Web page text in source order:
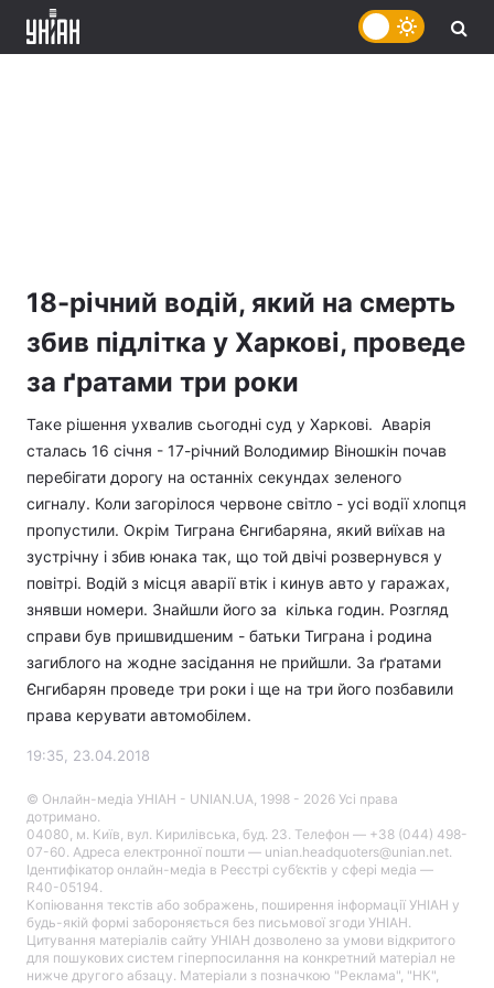
18-річний водій, який на смерть
збив підлітка у Харкові, проведе
за ґратами три роки
Таке рішення ухвалив сьогодні суд у Харкові. Аварія
сталась 16 січня - 17-річний Володимир Віношкін почав
перебігати дорогу на останніх секундах зеленого
сигналу. Коли загорілося червоне світло - усі водії хлопця
пропустили. Окрім Тиграна Єнгибаряна, який виїхав на
зустрічну і збив юнака так, що той двічі розвернувся у
повітрі. Водій з місця аварії втік і кинув авто у гаражах,
знявши номери. Знайшли його за кілька годин. Розгляд
справи був пришвидшеним - батьки Тиграна і родина
загиблого на жодне засідання не прийшли. За ґратами
Єнгибарян проведе три роки і ще на три його позбавили
права керувати автомобілем.
19:35, 23.04.2018
© Онлайн-медіа УНІАН - UNIAN.UA, 1998 - 2026 Усі права
дотримано.
04080, м. Київ, вул. Кирилівська, буд. 23. Телефон — +38 (044) 498-
07-60. Адреса електронної пошти — unian.headquoters@unian.net.
Ідентифікатор онлайн-медіа в Реєстрі суб’єктів у сфері медіа —
R40-05194.
Копіювання текстів або зображень, поширення інформації УНІАН у
будь-якій формі забороняється без письмової згоди УНІАН.
Цитування матеріалів сайту УНІАН дозволено за умови відкритого
для пошукових систем гіперпосилання на конкретний матеріал не
нижче другого абзацу. Матеріали з позначкою "Реклама", "НК",